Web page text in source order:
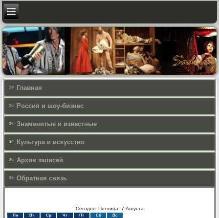
Главная
Россия и шоу-бизнес
Знаменитые и известные
Культура и искусcтво
Архив записей
Обратная связь
Сегодня: Пятница, 7 Августа
Пн Вт Ср Чт Пт Сб Вс